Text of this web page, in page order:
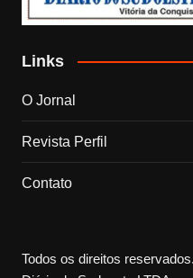
Links
O Jornal
Revista Perfil
Contato
Todos os direitos